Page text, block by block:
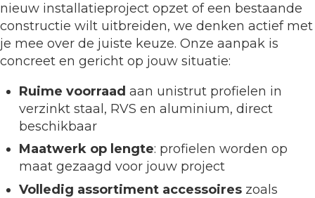
nieuw installatieproject opzet of een bestaande
constructie wilt uitbreiden, we denken actief met
je mee over de juiste keuze. Onze aanpak is
concreet en gericht op jouw situatie:
Ruime voorraad aan unistrut profielen in
verzinkt staal, RVS en aluminium, direct
beschikbaar
Maatwerk op lengte: profielen worden op
maat gezaagd voor jouw project
Volledig assortiment accessoires zoals